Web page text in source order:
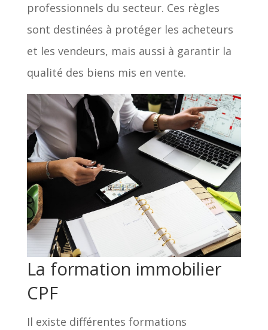
professionnels du secteur. Ces règles
sont destinées à protéger les acheteurs
et les vendeurs, mais aussi à garantir la
qualité des biens mis en vente.
La formation immobilier
CPF
Il existe différentes formations